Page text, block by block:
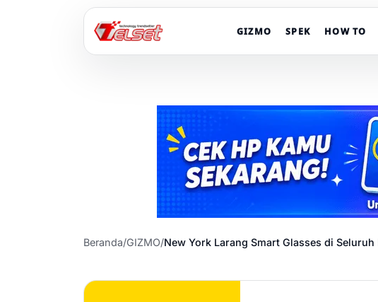
GIZMO SPEK HOW TO
Beranda/GIZMO/New York Larang Smart Glasses di